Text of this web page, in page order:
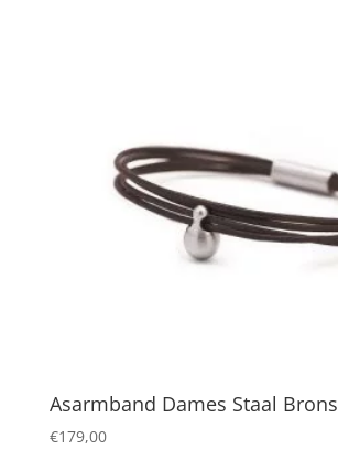
Asarmband Dames Staal Brons
€179,00